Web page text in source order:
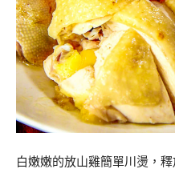
白嫩嫩的放山雞簡單川燙，